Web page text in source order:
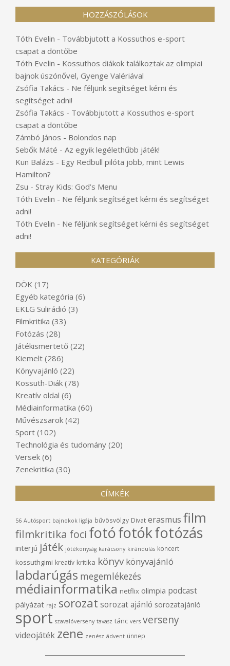
HOZZÁSZÓLÁSOK
Tóth Evelin - Továbbjutott a Kossuthos e-sport
csapat a döntőbe
Tóth Evelin - Kossuthos diákok találkoztak az olimpiai
bajnok úszónővel, Gyenge Valériával
Zsófia Takács - Ne féljünk segítséget kérni és
segítséget adni!
Zsófia Takács - Továbbjutott a Kossuthos e-sport
csapat a döntőbe
Zámbó János - Bolondos nap
Sebők Máté - Az egyik legélethűbb játék!
Kun Balázs - Egy Redbull pilóta jobb, mint Lewis
Hamilton?
Zsu - Stray Kids: God’s Menu
Tóth Evelin - Ne féljünk segítséget kérni és segítséget
adni!
Tóth Evelin - Ne féljünk segítséget kérni és segítséget
adni!
KATEGÓRIÁK
DÖK (17)
Egyéb kategória (6)
EKLG Sulirádió (3)
Filmkritika (33)
Fotózás (28)
Játékismertető (22)
Kiemelt (286)
Könyvajánló (22)
Kossuth-Diák (78)
Kreatív oldal (6)
Médiainformatika (60)
Művészsarok (42)
Sport (102)
Technológia és tudomány (20)
Versek (6)
Zenekritika (30)
CÍMKÉK
56 Autósport bajnokok ligája bűvösvölgy Divat erasmus film
filmkritika foci fotófotókfotózás
interjú játék jótékonyság karácsony kirándulás koncert
kossuthgimi kreatív kritika könyv könyvajánló
labdarúgás megemlékezés
médiainformatika netflix olimpia podcast
pályázat rajz sorozat sorozat ajánló sorozatajánló
sport szavalóverseny tavasz tánc vers verseny
videojáték zene zenész ádvent ünnep